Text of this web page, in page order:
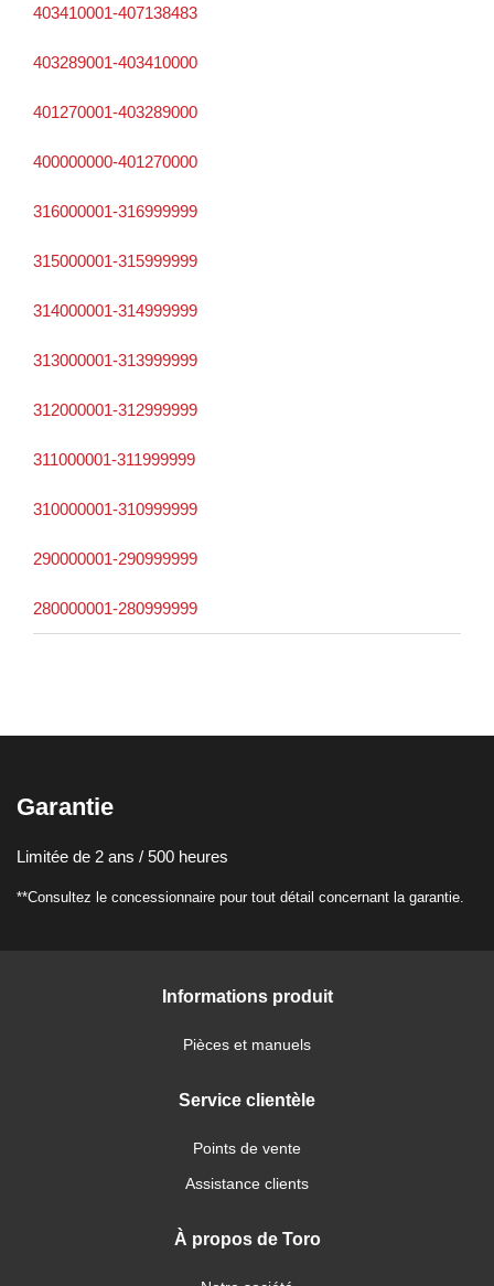
403410001-407138483
403289001-403410000
401270001-403289000
400000000-401270000
316000001-316999999
315000001-315999999
314000001-314999999
313000001-313999999
312000001-312999999
311000001-311999999
310000001-310999999
290000001-290999999
280000001-280999999
Garantie
Limitée de 2 ans / 500 heures
**Consultez le concessionnaire pour tout détail concernant la garantie.
Informations produit
Pièces et manuels
Service clientèle
Points de vente
Assistance clients
À propos de Toro